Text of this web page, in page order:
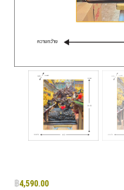
฿4,590.00